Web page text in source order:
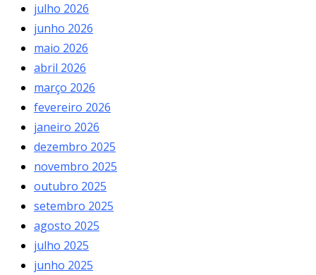
julho 2026
junho 2026
maio 2026
abril 2026
março 2026
fevereiro 2026
janeiro 2026
dezembro 2025
novembro 2025
outubro 2025
setembro 2025
agosto 2025
julho 2025
junho 2025